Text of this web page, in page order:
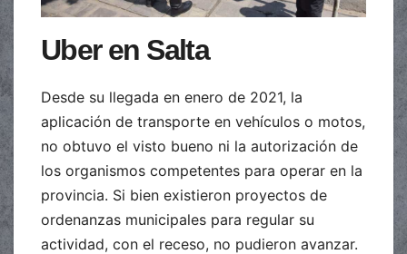
Uber en Salta
Desde su llegada en enero de 2021, la
aplicación de transporte en vehículos o motos,
no obtuvo el visto bueno ni la autorización de
los organismos competentes para operar en la
provincia. Si bien existieron proyectos de
ordenanzas municipales para regular su
actividad, con el receso, no pudieron avanzar.